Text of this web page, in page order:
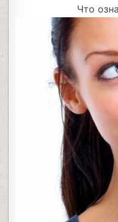
Что